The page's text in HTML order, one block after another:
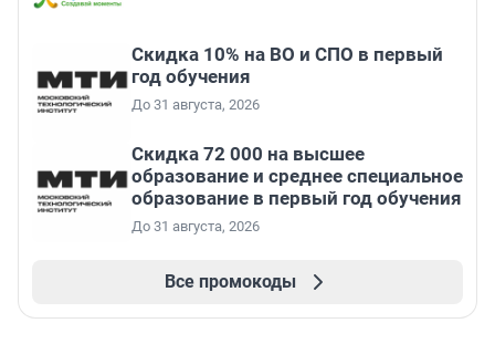
Скидка 10% на ВО и СПО в первый
год обучения
До 31 августа, 2026
Скидка 72 000 на высшее
образование и среднее специальное
образование в первый год обучения
До 31 августа, 2026
Все промокоды